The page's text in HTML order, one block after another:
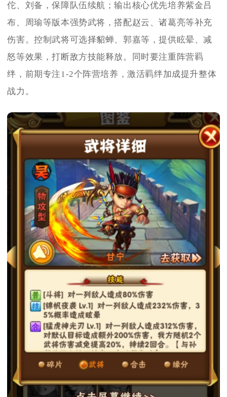
佗、刘备，保障队伍续航；输出核心优先培养紫金吕
布、周瑜等版本强势武将，搭配赵云、诸葛亮等补充
伤害。控制武将可选择貂蝉、郭嘉等，提供眩晕、减
怒等效果，打断敌方技能释放。同时要注重阵营羁
绊，前期专注1-2个阵营培养，激活羁绊加成提升整体
战力。